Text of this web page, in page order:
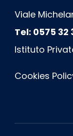
Viale
Tel: 0575 32
Istituto
Cookies